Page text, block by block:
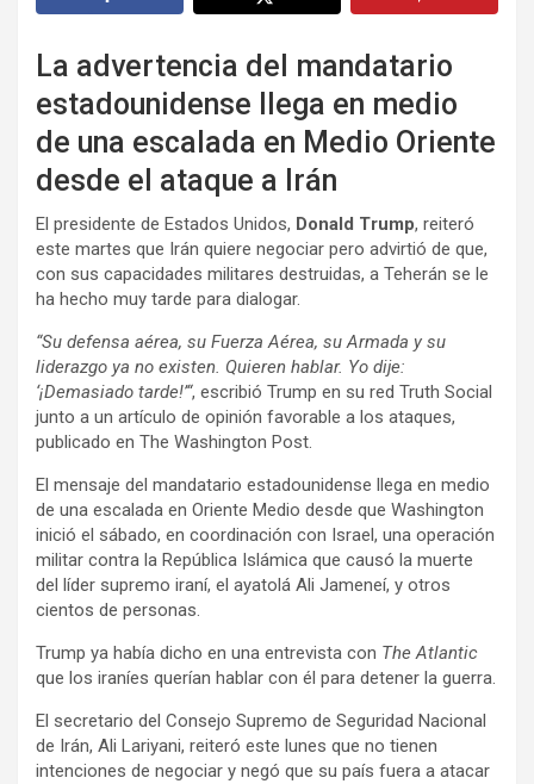
La advertencia del mandatario
estadounidense llega en medio
de una escalada en Medio Oriente
desde el ataque a Irán
El presidente de Estados Unidos, Donald Trump, reiteró
este martes que Irán quiere negociar pero advirtió de que,
con sus capacidades militares destruidas, a Teherán se le
ha hecho muy tarde para dialogar.
“Su defensa aérea, su Fuerza Aérea, su Armada y su
liderazgo ya no existen. Quieren hablar. Yo dije:
‘¡Demasiado tarde!’“, escribió Trump en su red Truth Social
junto a un artículo de opinión favorable a los ataques,
publicado en The Washington Post.
El mensaje del mandatario estadounidense llega en medio
de una escalada en Oriente Medio desde que Washington
inició el sábado, en coordinación con Israel, una operación
militar contra la República Islámica que causó la muerte
del líder supremo iraní, el ayatolá Ali Jameneí, y otros
cientos de personas.
Trump ya había dicho en una entrevista con The Atlantic
que los iraníes querían hablar con él para detener la guerra.
El secretario del Consejo Supremo de Seguridad Nacional
de Irán, Ali Lariyani, reiteró este lunes que no tienen
intenciones de negociar y negó que su país fuera a atacar